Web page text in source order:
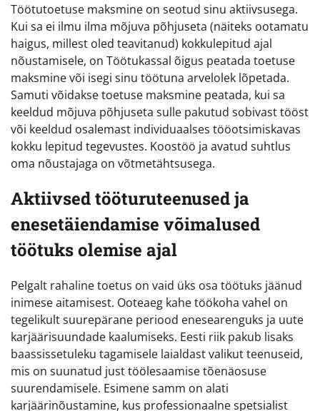
Töötutoetuse maksmine on seotud sinu aktiivsusega.
Kui sa ei ilmu ilma mõjuva põhjuseta (näiteks ootamatu
haigus, millest oled teavitanud) kokkulepitud ajal
nõustamisele, on Töötukassal õigus peatada toetuse
maksmine või isegi sinu töötuna arvelolek lõpetada.
Samuti võidakse toetuse maksmine peatada, kui sa
keeldud mõjuva põhjuseta sulle pakutud sobivast tööst
või keeldud osalemast individuaalses tööotsimiskavas
kokku lepitud tegevustes. Koostöö ja avatud suhtlus
oma nõustajaga on võtmetähtsusega.
Aktiivsed tööturuteenused ja
enesetäiendamise võimalused
töötuks olemise ajal
Pelgalt rahaline toetus on vaid üks osa töötuks jäänud
inimese aitamisest. Ooteaeg kahe töökoha vahel on
tegelikult suurepärane periood enesearenguks ja uute
karjäärisuundade kaalumiseks. Eesti riik pakub lisaks
baassissetuleku tagamisele laialdast valikut teenuseid,
mis on suunatud just töölesaamise tõenäosuse
suurendamisele. Esimene samm on alati
karjäärinõustamine, kus professionaalne spetsialist